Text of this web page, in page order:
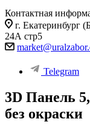
Контактная
г. Екатеринбург
24А стр5
Telegram
3D Панель
без окраски